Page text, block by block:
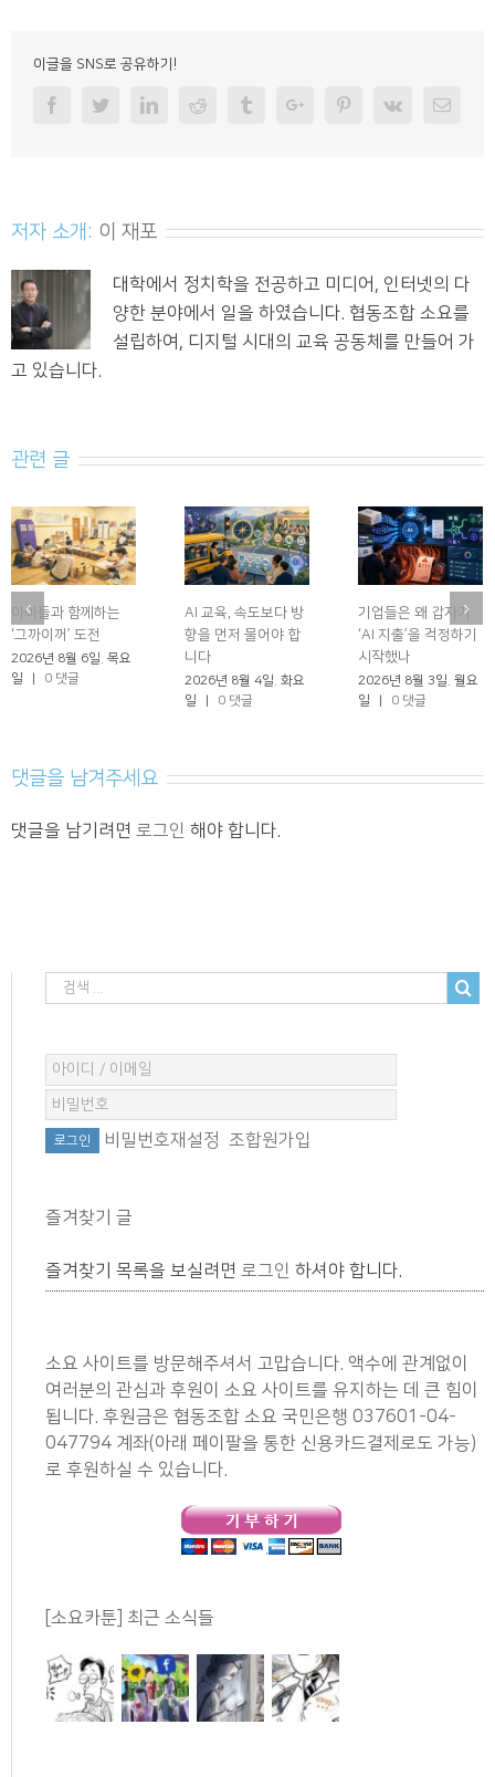
이글을 SNS로 공유하기!
FacebookTwitterLinkedinReddit TumblrGoogleplusPinterest
Vk Email
저자 소개: 이 재포
대학에서 정치학을 전공하고 미디어, 인터넷의 다
양한 분야에서 일을 하였습니다. 협동조합 소요를
설립하여, 디지털 시대의 교육 공동체를 만들어 가
고 있습니다.
관련 글
아이들과 함께하는
‘그까이꺼’ 도전
2026년 8월 6일. 목요
일
0 댓글
AI 교육, 속도보다 방
향을 먼저 물어야 합
니다
2026년 8월 4일. 화요
일
0 댓글
기업들은 왜 갑자기
‘AI 지출’을 걱정하기
시작했나
2026년 8월 3일. 월요
일
0 댓글
댓글을 남겨주세요
댓글을 남기려면 로그인 해야 합니다.
비밀번호재설정 조합원가입
즐겨찾기 글
즐겨찾기 목록을 보실려면 로그인 하셔야 합니다.
소요 사이트를 방문해주셔서 고맙습니다. 액수에 관계없이
여러분의 관심과 후원이 소요 사이트를 유지하는 데 큰 힘이
됩니다. 후원금은 협동조합 소요 국민은행 037601-04-
047794 계좌(아래 페이팔을 통한 신용카드결제로도 가능)
로 후원하실 수 있습니다.
[소요카툰] 최근 소식들